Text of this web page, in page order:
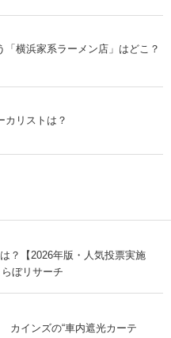
横浜家系ラーメン店」はどこ？
カリストは？
？【2026年版・人気投票実施
ぼリサーチ
カインズの“車内遮光カーテ